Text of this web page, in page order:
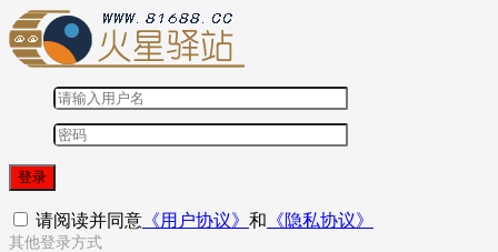
登录
请阅读并同意 《用户协议》 和 《隐私协议》
其他登录方式